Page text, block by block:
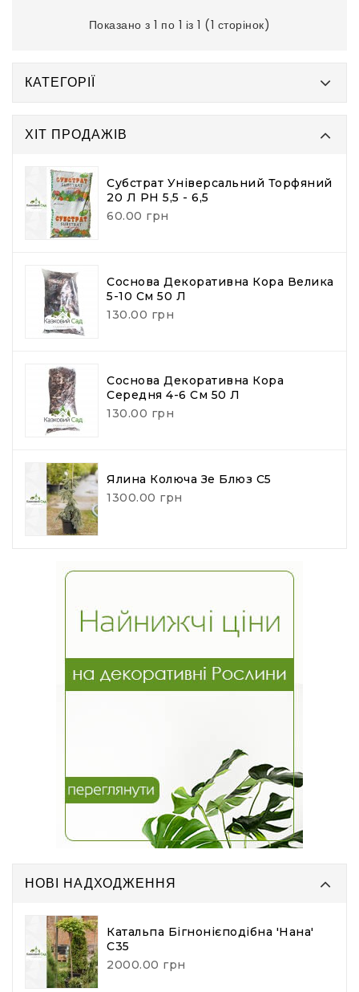
Показано з 1 по 1 із 1 (1 сторінок)
КАТЕГОРІЇ
ХІТ ПРОДАЖІВ
Субстрат Універсальний Торфяний
20 Л PH 5,5 - 6,5
60.00 грн
Соснова Декоративна Кора Велика
5-10 См 50 Л
130.00 грн
Соснова Декоративна Кора
Середня 4-6 См 50 Л
130.00 грн
Ялина Колюча Зе Блюз С5
1300.00 грн
НОВІ НАДХОДЖЕННЯ
Катальпа Бігнонієподібна 'Нана'
С35
2000.00 грн